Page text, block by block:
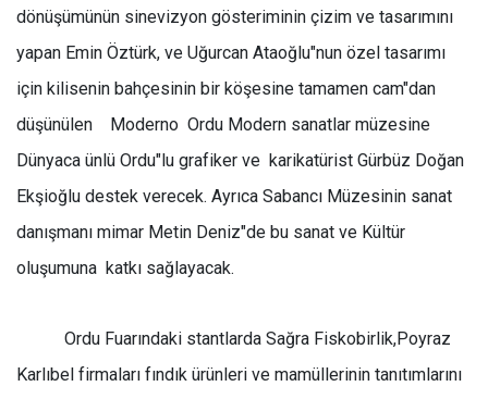
dönüşümünün sinevizyon gösteriminin çizim ve tasarımını
yapan Emin Öztürk, ve Uğurcan Ataoğlu"nun özel tasarımı
için kilisenin bahçesinin bir köşesine tamamen cam"dan
düşünülen
Moderno  Ordu Modern sanatlar müzesine
Dünyaca ünlü Ordu"lu grafiker ve karikatürist Gürbüz Doğan
Ekşioğlu destek verecek. Ayrıca Sabancı Müzesinin sanat
danışmanı mimar Metin Deniz"de bu sanat ve Kültür
oluşumuna katkı sağlayacak.
Ordu Fuarındaki stantlarda Sağra Fiskobirlik,Poyraz
Karlıbel firmaları fındık ürünleri ve mamüllerinin tanıtımlarını